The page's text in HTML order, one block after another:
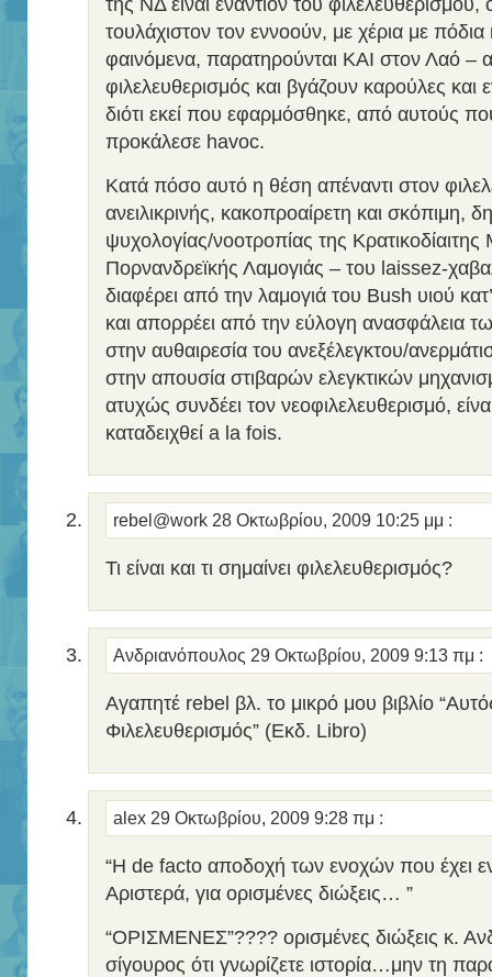
της ΝΔ είναι εναντίον του φιλελευθερισμού,
τουλάχιστον τον εννοούν, με χέρια με
φαινόμενα, παρατηρούνται ΚΑΙ στον Λαό –
φιλελευθερισμός και βγάζουν καρούλες και
διότι εκεί που εφαρμόσθηκε, από αυτούς
προκάλεσε havoc.
Κατά πόσο αυτό η θέση απέναντι στον
ανειλικρινής, κακοπροαίρετη και σκόπιμη,
ψυχολογίας/νοοτροπίας της Κρατικοδίαιτης
Πορνανδρεϊκής Λαμογιάς – του laissez-
διαφέρει από την λαμογιά του Bush υιού
και απορρέει από την εύλογη ανασφάλεια
στην αυθαιρεσία του ανεξέλεγκτου/
στην απουσία στιβαρών ελεγκτικών
ατυχώς συνδέει τον νεοφιλελευθερισμό,
καταδειχθεί a la fois.
rebel@work 28 Οκτωβρίου, 2009 10:25 μμ :
Τι είναι και τι σημαίνει φιλελευθερισμός?
Ανδριανόπουλος 29 Οκτωβρίου, 2009 9:13 πμ :
Αγαπητέ rebel βλ. το μικρό μου βιβλίο
Φιλελευθερισμός” (Εκδ. Libro)
alex 29 Οκτωβρίου, 2009 9:28 πμ :
“Η de facto αποδοχή των ενοχών που έχει
Αριστερά, για ορισμένες διώξεις… ”
“ΟΡΙΣΜΕΝΕΣ”???? ορισμένες διώξεις κ.
σίγουρος ότι γνωρίζετε ιστορία…μην τη